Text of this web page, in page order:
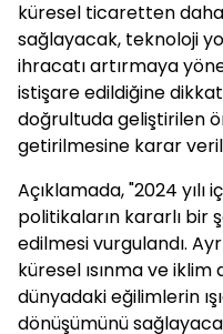
küresel ticaretten daha
sağlayacak, teknoloji
ihracatı artırmaya
istişare edildiğine
doğrultuda geliştirilen
getirilmesine karar
Açıklamada, "2024
politikaların kararlı bir
edilmesi vurgulandı.
küresel ısınma ve
dünyadaki eğilimlerin
dönüşümünü